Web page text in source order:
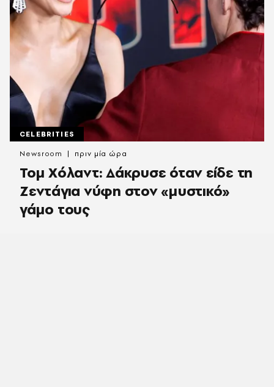
CELEBRITIES
Τομ Χόλαντ: Δάκρυσε όταν είδε τη
Ζεντάγια νύφη στον «μυστικό»
γάμο τους
Newsroom πριν μία ώρα